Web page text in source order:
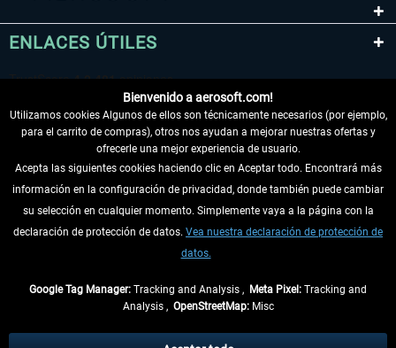
ENLACES ÚTILES
DESISTIR DEL CONTRATO
INFORMACIÓN
Bienvenido a aerosoft.com!
Utilizamos cookies Algunos de ellos son técnicamente necesarios (por ejemplo,
para el carrito de compras), otros nos ayudan a mejorar nuestras ofertas y
ofrecerle una mejor experiencia de usuario.
Acepta las siguientes cookies haciendo clic en Aceptar todo. Encontrará más
información en la configuración de privacidad, donde también puede cambiar
su selección en cualquier momento. Simplemente vaya a la página con la
declaración de protección de datos. Vea nuestra declaración de protección de
datos.
Google Tag Manager: Tracking and Analysis , Meta Pixel: Tracking and
Analysis , OpenStreetMap:Misc